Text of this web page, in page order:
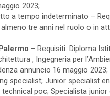
2023;
a tempo indeterminato –
tre anni nel ruolo o in
– Requisiti: Diploma
, Ingegneria per
annuncio 16 maggio 2023;
specialist; Junior specialist
poc; Specialista junior